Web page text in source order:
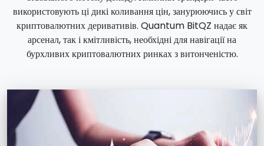
використовують ці дикі коливання цін, занурюючись у світ
криптовалютних деривативів. Quantum BitQZ надає як
арсенал, так і кмітливість, необхідні для навігації на
бурхливих криптовалютних ринках з витонченістю.